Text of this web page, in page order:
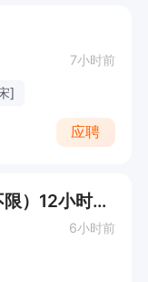
7小时前
]
应聘
普工/操作工（包吃住、男女不限）12小时每天200元，10小时每天150元（月结）
6小时前